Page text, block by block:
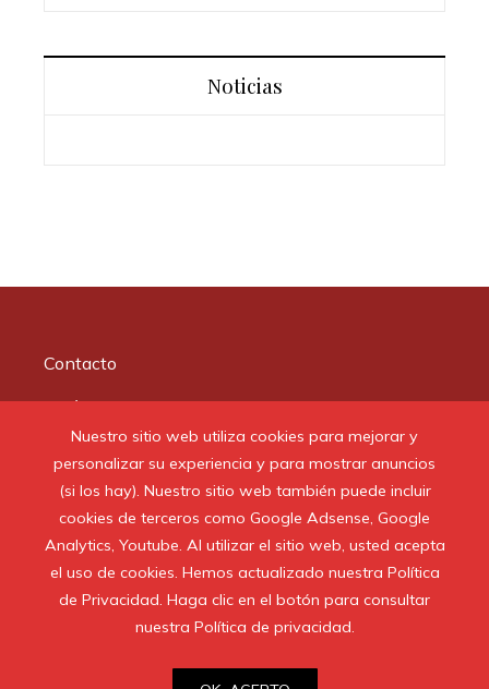
Nuestro sitio web utiliza cookies para mejorar y
personalizar su experiencia y para mostrar anuncios
(si los hay). Nuestro sitio web también puede incluir
cookies de terceros como Google Adsense, Google
Analytics, Youtube. Al utilizar el sitio web, usted acepta
el uso de cookies. Hemos actualizado nuestra Política
de Privacidad. Haga clic en el botón para consultar
nuestra Política de privacidad.
Noticias
Contacto
Quiénes somos
Buscar: